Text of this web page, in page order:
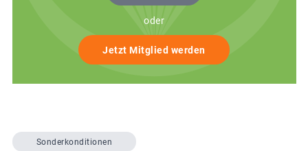
oder
Jetzt Mitglied werden
Sonderkonditionen